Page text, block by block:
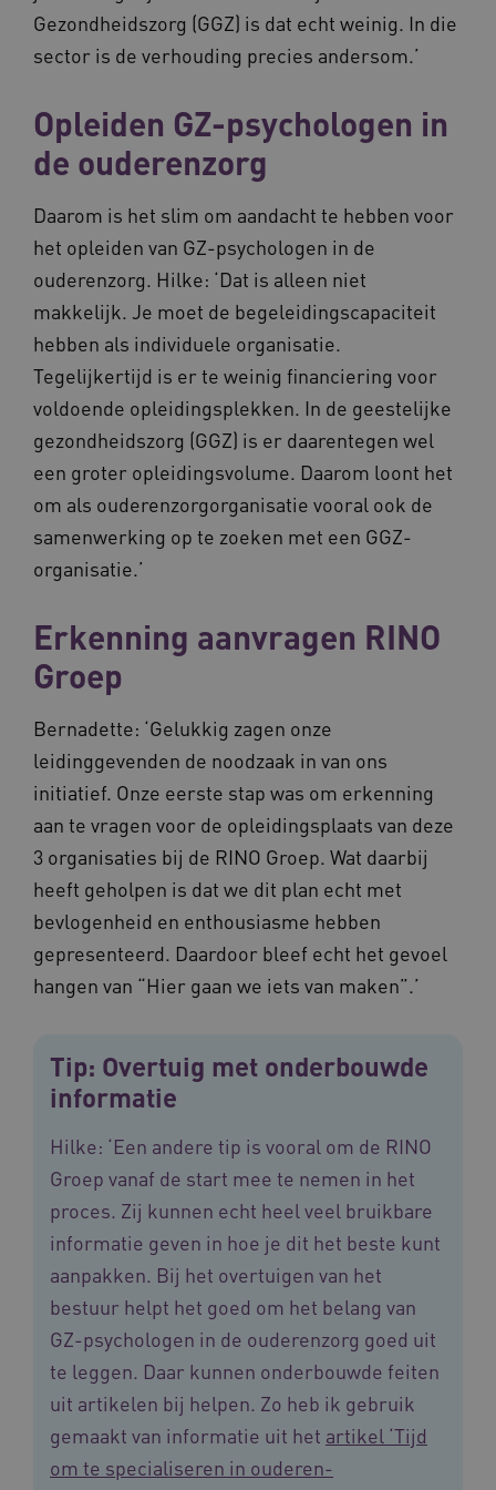
Gezondheidszorg (GGZ) is dat echt weinig. In die
sector is de verhouding precies andersom.’
Opleiden GZ-psychologen in
de ouderenzorg
Daarom is het slim om aandacht te hebben voor
het opleiden van GZ-psychologen in de
ouderenzorg. Hilke: ‘Dat is alleen niet
makkelijk. Je moet de begeleidingscapaciteit
hebben als individuele organisatie.
Tegelijkertijd is er te weinig financiering voor
voldoende opleidingsplekken. In de geestelijke
gezondheidszorg (GGZ) is er daarentegen wel
een groter opleidingsvolume. Daarom loont het
om als ouderenzorgorganisatie vooral ook de
samenwerking op te zoeken met een GGZ-
organisatie.’
Erkenning aanvragen RINO
Groep
Bernadette: ‘Gelukkig zagen onze
leidinggevenden de noodzaak in van ons
initiatief. Onze eerste stap was om erkenning
aan te vragen voor de opleidingsplaats van deze
3 organisaties bij de RINO Groep. Wat daarbij
heeft geholpen is dat we dit plan echt met
bevlogenheid en enthousiasme hebben
gepresenteerd. Daardoor bleef echt het gevoel
hangen van “Hier gaan we iets van maken”.’
Tip: Overtuig met onderbouwde
informatie
Hilke: ‘Een andere tip is vooral om de RINO
Groep vanaf de start mee te nemen in het
proces. Zij kunnen echt heel veel bruikbare
informatie geven in hoe je dit het beste kunt
aanpakken. Bij het overtuigen van het
bestuur helpt het goed om het belang van
GZ-psychologen in de ouderenzorg goed uit
te leggen. Daar kunnen onderbouwde feiten
uit artikelen bij helpen. Zo heb ik gebruik
gemaakt van informatie uit het artikel ‘Tijd
om te specialiseren in ouderen-
Noodzakelijke cookies
Analytische cookies
Marketing cookies
ervoor dat de website werkt. Deze cookies
worden altijd geplaatst en maken geen inbreuk
op uw privacy.
__Secure-ROLLOUT_TOKEN
.youtube.com
5
__Secure-YNID .youtube.com
5
__cf_bm
Cloudflare Inc.
.vimeo.com
50
.youtube.com
BCSessionID vilans.blueconic.net
ARRAffinity
Corporation